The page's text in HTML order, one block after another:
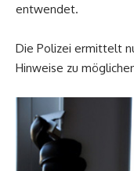
entwendet.
Die Polizei ermittelt
Hinweise zu